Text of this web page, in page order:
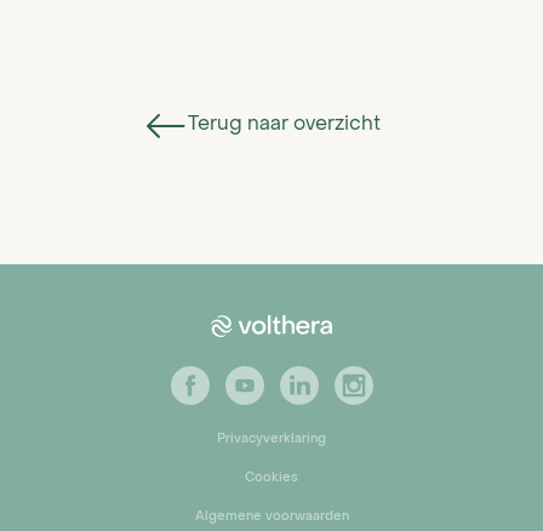
Privacybeleid
Terug naar overzicht
Privacyverklaring
Cookies
Algemene voorwaarden